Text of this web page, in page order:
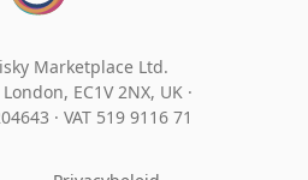
Marketplace Ltd.
EC1V 2NX, UK ·
· VAT 519 9116 71